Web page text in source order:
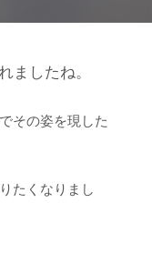
ましたね。
その姿を現した
たくなりまし